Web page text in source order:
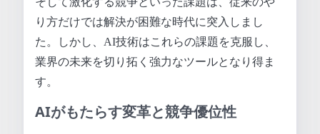
り方だけでは解決が困難な時代に突入しまし
た。しかし、AI技術はこれらの課題を克服し、
業界の未来を切り拓く強力なツールとなり得ま
す。
AIがもたらす変革と競争優位性